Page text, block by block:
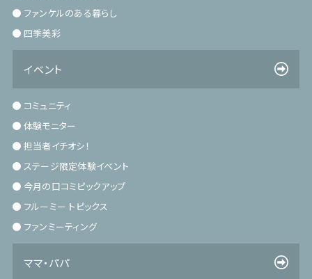
ファンケルのある暮らし
四季美彩
イベント
コミュニティ
体験モニター
担当者イチオシ！
ステージ限定体験イベント
今月の口コミピックアップ
フルーミー トピックス
ファンミーティング
ママ・パパ